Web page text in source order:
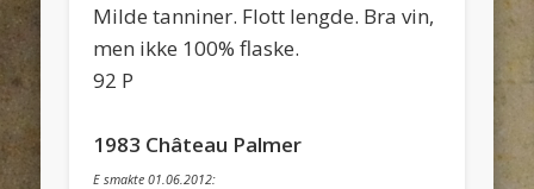
Milde tanniner. Flott lengde. Bra vin,
men ikke 100% flaske.
92 P
1983 Château Palmer
E smakte 01.06.2012: